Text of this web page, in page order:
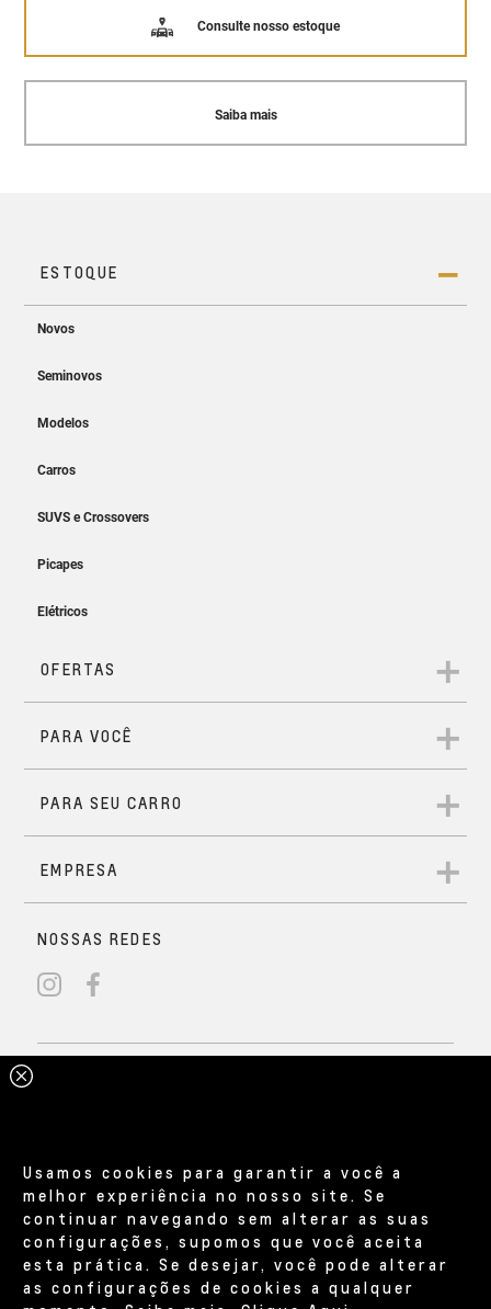
Consulte nosso estoque
Saiba mais
Usamos cookies para garantir a você a
melhor experiência no nosso site. Se
continuar navegando sem alterar as suas
configurações, supomos que você aceita
esta prática. Se desejar, você pode alterar
as configurações de cookies a qualquer